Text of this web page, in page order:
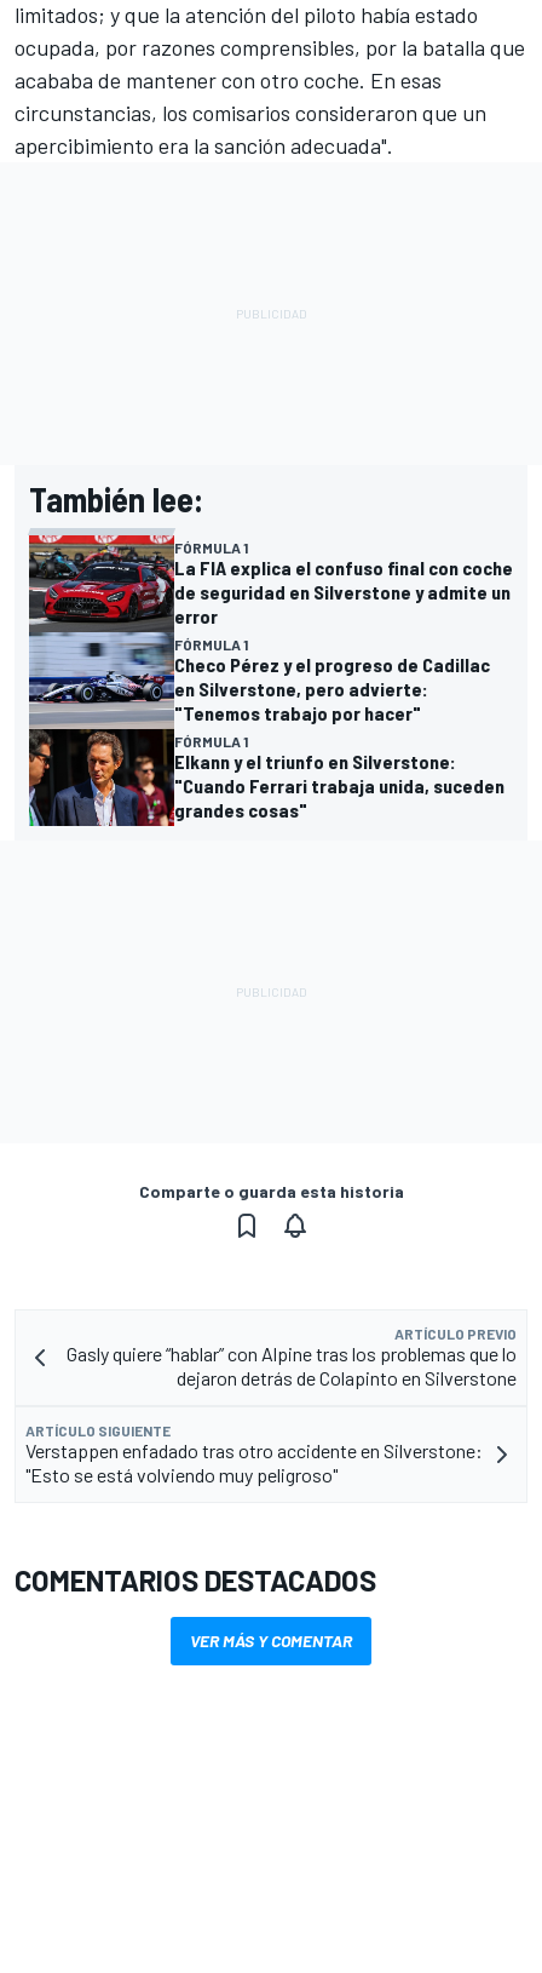
limitados; y que la atención del piloto había estado
ocupada, por razones comprensibles, por la batalla que
acababa de mantener con otro coche. En esas
circunstancias, los comisarios consideraron que un
apercibimiento era la sanción adecuada".
También lee:
FÓRMULA 1
La FIA explica el confuso final con coche
de seguridad en Silverstone y admite un
error
FÓRMULA 1
Checo Pérez y el progreso de Cadillac
en Silverstone, pero advierte:
"Tenemos trabajo por hacer"
FÓRMULA 1
Elkann y el triunfo en Silverstone:
"Cuando Ferrari trabaja unida, suceden
grandes cosas"
Comparte o guarda esta historia
ARTÍCULO PREVIO
Gasly quiere “hablar” con Alpine tras los problemas que lo
dejaron detrás de Colapinto en Silverstone
ARTÍCULO SIGUIENTE
Verstappen enfadado tras otro accidente en Silverstone:
"Esto se está volviendo muy peligroso"
COMENTARIOS DESTACADOS
VER MÁS Y COMENTAR